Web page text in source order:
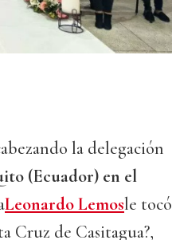
la delegación
(Ecuador) en el
Leonardo Lemosle tocó
Cruz de Casitagua?,